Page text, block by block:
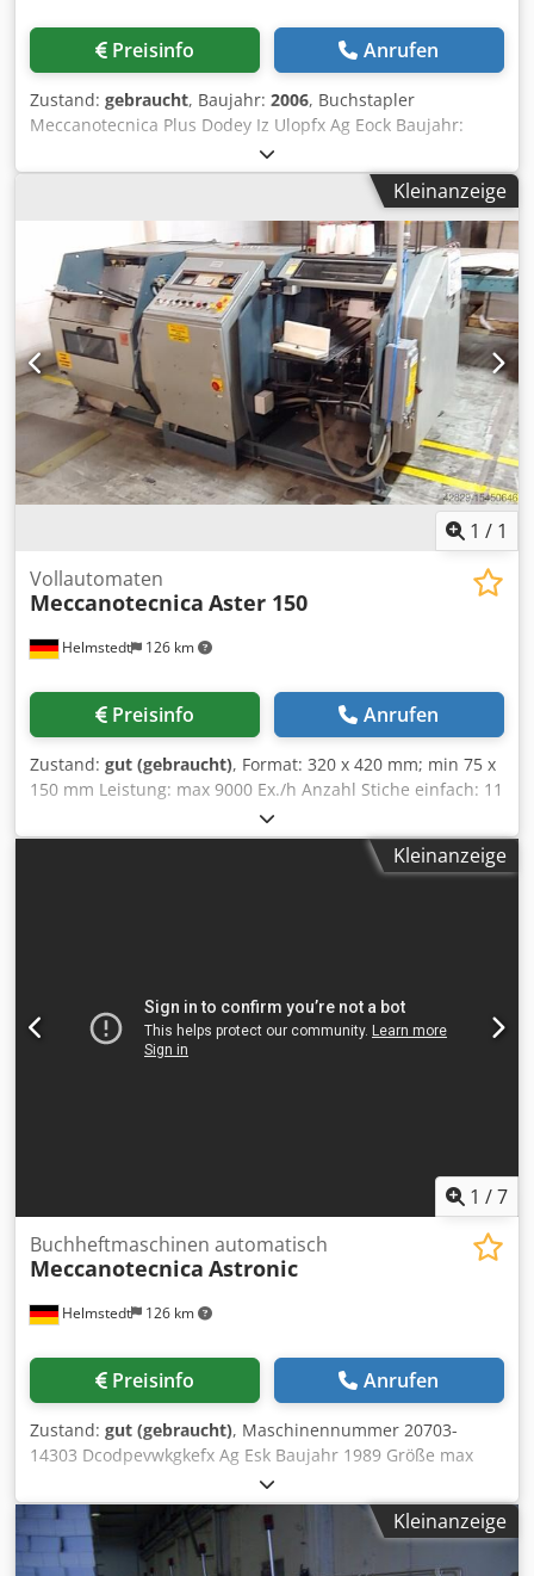
Preisinfo Anrufen
Zustand: gebraucht, Baujahr: 2006, Buchstapler
Meccanotecnica Plus Dodey Iz Ulopfx Ag Eock Baujahr:
Kleinanzeige
1 / 1
Helmstedt 126 km
Vollautomaten
Meccanotecnica Aster 150
Preisinfo Anrufen
Zustand: gut (gebraucht), Format: 320 x 420 mm; min 75 x
150 mm Leistung: max 9000 Ex./h Anzahl Stiche einfach: 11
Stichlänge: 19 mm Kraftbedarf: 50 Hz, 3 Phasen kW
(220/380V, 50Hz) Druckluftanschluss: 4 bar Gewicht netto:
Kleinanzeige
1 /7
Helmstedt 126 km
Buchheftmaschinen automatisch
Meccanotecnica Astronic
Preisinfo Anrufen
Zustand: gut (gebraucht), Maschinennummer 20703-
14303 Dcodpevwkgkefx Ag Esk Baujahr 1989 Größe max
320 x 420 mm min 90 x 150 mm Geschwindigkeit max 9000
c/h Stichzahl Standard 11 Strombedarf 2,5 kW (220/380V,
50Hz) Luftbedarf (6 bar) 200 m³/h Länge 2530 mm Breite
1550 mm Höhe 1600 mm Gewicht 2300 kg (ca.)
Kleinanzeige